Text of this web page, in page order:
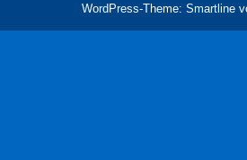
WordPress-Theme: Smartline